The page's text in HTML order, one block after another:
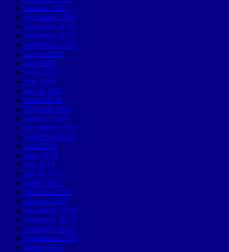
ianuarie 2021
decembrie 2020
noiembrie 2020
octombrie 2020
septembrie 2020
august 2020
iulie 2020
iunie 2020
mai 2020
aprilie 2020
martie 2020
februarie 2020
ianuarie 2020
decembrie 2019
noiembrie 2019
iulie 2019
iunie 2019
mai 2019
aprilie 2019
martie 2019
februarie 2019
ianuarie 2019
decembrie 2018
noiembrie 2018
octombrie 2018
septembrie 2018
august 2018